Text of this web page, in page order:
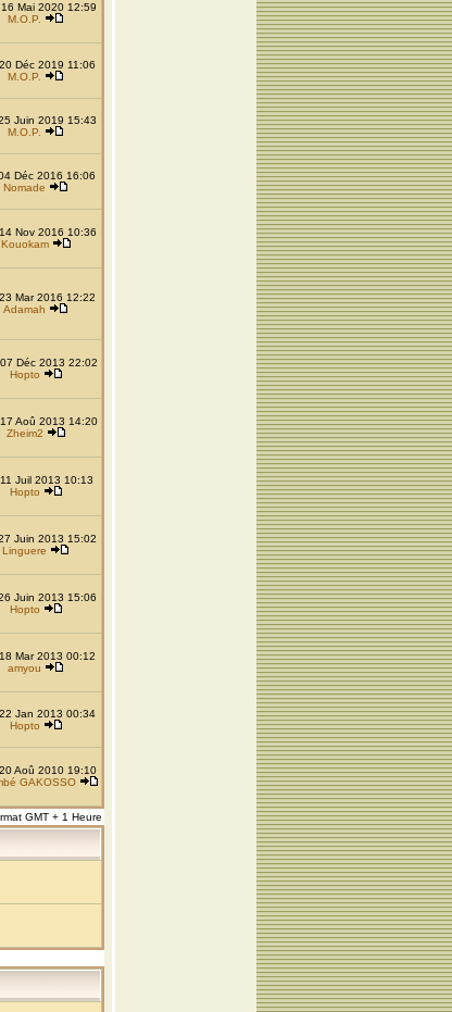
Mai 2020 12:59
M.O.P.
Déc 2019 11:06
M.O.P.
Juin 2019 15:43
M.O.P.
Déc 2016 16:06
Nomade
Nov 2016 10:36
Kouokam
Mar 2016 12:22
Adamah
Déc 2013 22:02
Hopto
Aoû 2013 14:20
Zheim2
Juil 2013 10:13
Hopto
Juin 2013 15:02
Linguere
Juin 2013 15:06
Hopto
Mar 2013 00:12
amyou
Jan 2013 00:34
Hopto
Aoû 2010 19:10
GAKOSSO
GMT + 1 Heure